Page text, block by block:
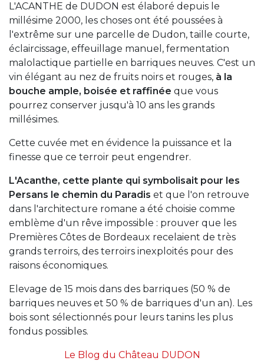
L'ACANTHE de DUDON est élaboré depuis le
millésime 2000, les choses ont été poussées à
l'extrême sur une parcelle de Dudon, taille courte,
éclaircissage, effeuillage manuel, fermentation
malolactique partielle en barriques neuves. C'est un
vin élégant au nez de fruits noirs et rouges, à la
bouche ample, boisée et raffinée que vous
pourrez conserver jusqu'à 10 ans les grands
millésimes.
Cette cuvée met en évidence la puissance et la
finesse que ce terroir peut engendrer.
L'Acanthe, cette plante qui symbolisait pour les
Persans le chemin du Paradis et que l'on retrouve
dans l'architecture romane a été choisie comme
emblème d'un rêve impossible : prouver que les
Premières Côtes de Bordeaux recelaient de très
grands terroirs, des terroirs inexploités pour des
raisons économiques.
Elevage de 15 mois dans des barriques (50 % de
barriques neuves et 50 % de barriques d'un an). Les
bois sont sélectionnés pour leurs tanins les plus
fondus possibles.
Le Blog du Château DUDON